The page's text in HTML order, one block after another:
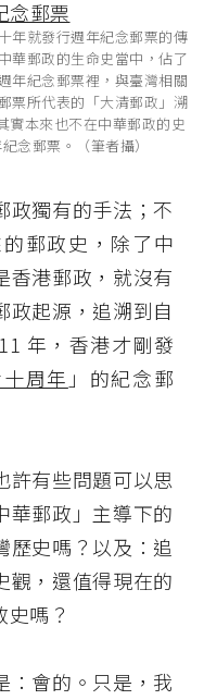
年就發行週年紀念郵票的傳
華郵政的生命史當中，佔了
年紀念郵票裡，與臺灣相關
票所代表的「大清郵政」溯
本來也不在中華郵政的史
念郵票。（筆者攝）
政獨有的手法；不
郵政史，除了中
香港郵政，就沒有
政起源，追溯到自
年，香港才剛發
周年 」的紀念郵
許有些問題可以思
華郵政」主導下的
歷史嗎？以及：追
觀，還值得現在的
嗎？
：會的。只是，我